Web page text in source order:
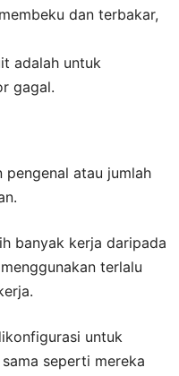
dan terbakar,
adalah untuk
gagal.
pengenal atau jumlah
banyak kerja daripada
terlalu
untuk
seperti mereka